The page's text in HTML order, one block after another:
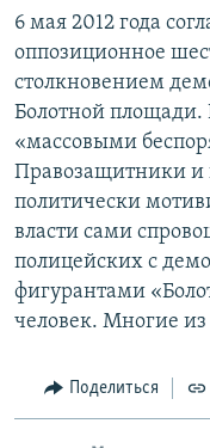
6 мая 2012 года
оппозиционное
столкновением
Болотной площади.
«массовыми
Правозащитники и
политически
власти сами
полицейских с
фигурантами
человек. Многие
Поделиться